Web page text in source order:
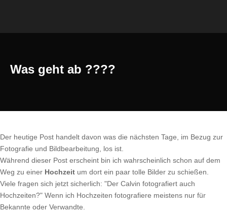
Was geht ab ????
Der heutige Post handelt davon was die nächsten Tage, im Bezug zur
Fotografie und Bildbearbeitung, los ist.
Während dieser Post erscheint bin ich wahrscheinlich schon auf dem
Weg zu einer Hochzeit um dort ein paar tolle Bilder zu schießen.
Viele fragen sich jetzt sicherlich: "Der Calvin fotografiert auch
Hochzeiten?" Wenn ich Hochzeiten fotografiere meistens nur für
Bekannte oder Verwandte.